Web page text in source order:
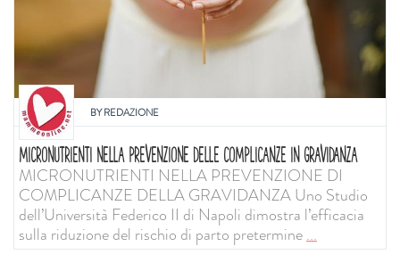
BYREDAZIONE
MICRONUTRIENTI NELLA PREVENZIONE DELLE COMPLICANZE IN GRAVIDANZA
MICRONUTRIENTI NELLA PREVENZIONE DI
COMPLICANZE DELLA GRAVIDANZA Uno Studio
dell’Università Federico II di Napoli dimostra l’efficacia
sulla riduzione del rischio di parto pretermine...